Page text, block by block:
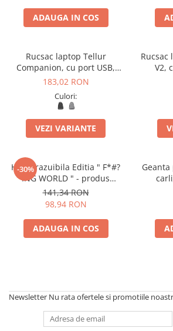
ADAUGA IN COS
Rucsac laptop Tellur
Companion, cu port USB,
15.6"
183,02 RON
Culori:
VEZI VARIANTE
V2,
-30%
Harta razuibila Editia " F*#?
ING WORLD " - produs
original Luckies London
141,34 RON
98,94 RON
ADAUGA IN COS
Newsletter Nu rata ofertele si promotiile